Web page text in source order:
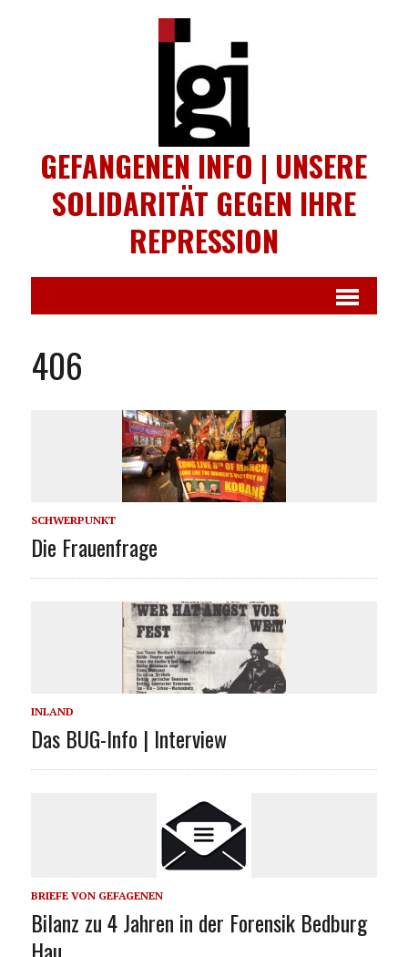
GEFANGENEN INFO | UNSERE
SOLIDARITÄT GEGEN IHRE
REPRESSION
406
SCHWERPUNKT
Die Frauenfrage
INLAND
Das BUG-Info | Interview
BRIEFE VON GEFAGENEN
Bilanz zu 4 Jahren in der Forensik Bedburg